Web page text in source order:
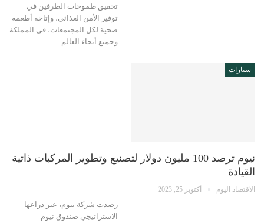
تحقيق طموحات الطرفين في
توفير الأمن الغذائي، وإتاحة أطعمة
صحية لكل المجتمعات، في المملكة
وجميع أنحاء العالم.…
سيارات
نيوم ترصد 100 مليون دولار لتصنيع وتطوير المركبات ذاتية
القيادة
الاقتصاد اليوم أكتوبر 25, 2023
رصدت شركة نيوم، عبر ذراعها
الاستراتيجي صندوق نيوم